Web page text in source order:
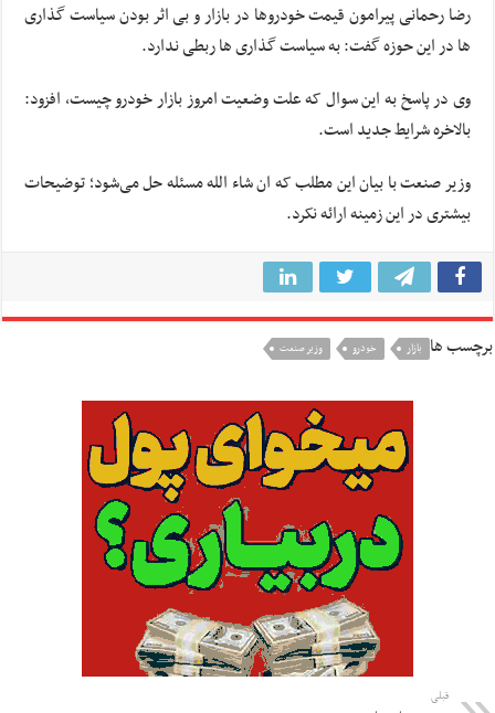
رضا رحمانی پیرامون قیمت خودروها در بازار و بی اثر بودن سیاست گذاری
ها در این حوزه گفت: به سیاست گذاری ها ربطی ندارد.
وی در پاسخ به این سوال که علت وضعیت امروز بازار خودرو چیست، افزود:
بالاخره شرایط جدید است.
وزیر صنعت با بیان این مطلب که ان شاء الله مسئله حل می‌شود؛ توضیحات
بیشتری در این زمینه ارائه نکرد.
برچسب ها بازار خودرو وزیر صنعت
قبلی